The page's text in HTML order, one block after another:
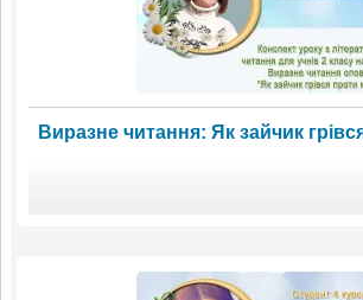
Виразне читання: Як зайчик